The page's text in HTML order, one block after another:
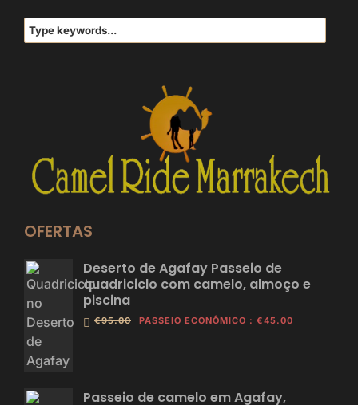
OFERTAS
Deserto de Agafay Passeio de
quadriciclo com camelo, almoço e
piscina
€95.00 PASSEIO ECONÔMICO : €45.00
Passeio de camelo em Agafay,